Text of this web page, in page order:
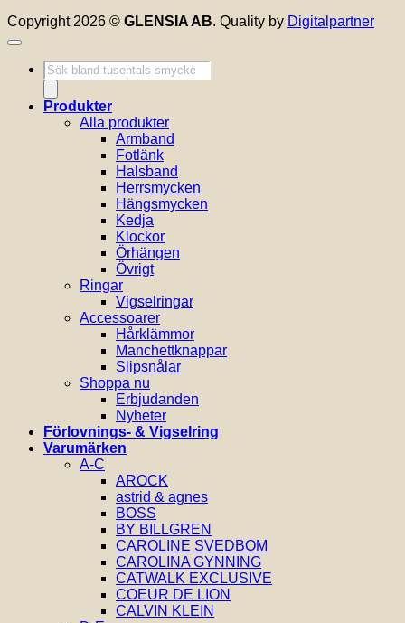
Copyright 2026 © GLENSIA AB. Quality by Digitalpartner
Produktsökning
Produkter
Alla produkter
Armband
Fotlänk
Halsband
Herrsmycken
Hängsmycken
Kedja
Klockor
Örhängen
Övrigt
Ringar
Vigselringar
Accessoarer
Hårklämmor
Manchettknappar
Slipsnålar
Shoppa nu
Erbjudanden
Nyheter
Förlovnings- & Vigselring
Varumärken
A-C
AROCK
astrid & agnes
BOSS
BY BILLGREN
CAROLINE SVEDBOM
CAROLINA GYNNING
CATWALK EXCLUSIVE
COEUR DE LION
CALVIN KLEIN